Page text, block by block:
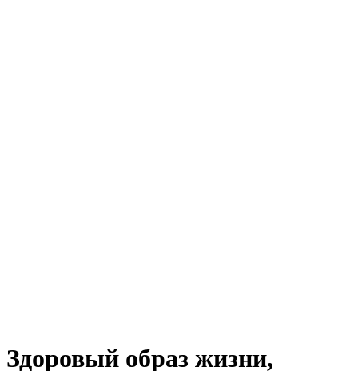
Здоровый образ жизни,